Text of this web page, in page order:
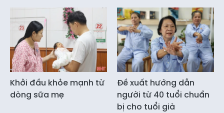
Khởi đầu khỏe mạnh từ
dòng sữa mẹ
Đề xuất hướng dẫn
người từ 40 tuổi chuẩn
bị cho tuổi già